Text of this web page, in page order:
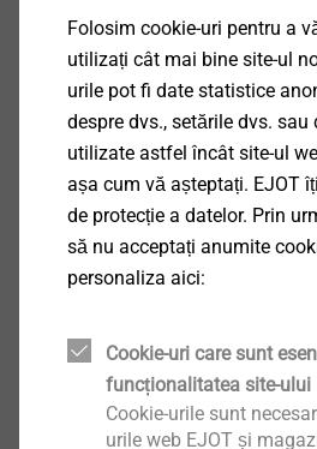
EJOT Licensing
Globally connected since 1981
Licensing Management
Folosim cookie-uri pentru a
utilizați cât mai bine site-ul
urile pot fi date statistice
despre dvs., setările dvs. sau
utilizate astfel încât site-ul
așa cum vă așteptați. EJOT
de protecție a datelor. Prin
să nu acceptați anumite
personaliza aici:
Cookie-uri care sunt
funcționalitatea site-ului
Cookie-urile sunt
urile web EJOT și